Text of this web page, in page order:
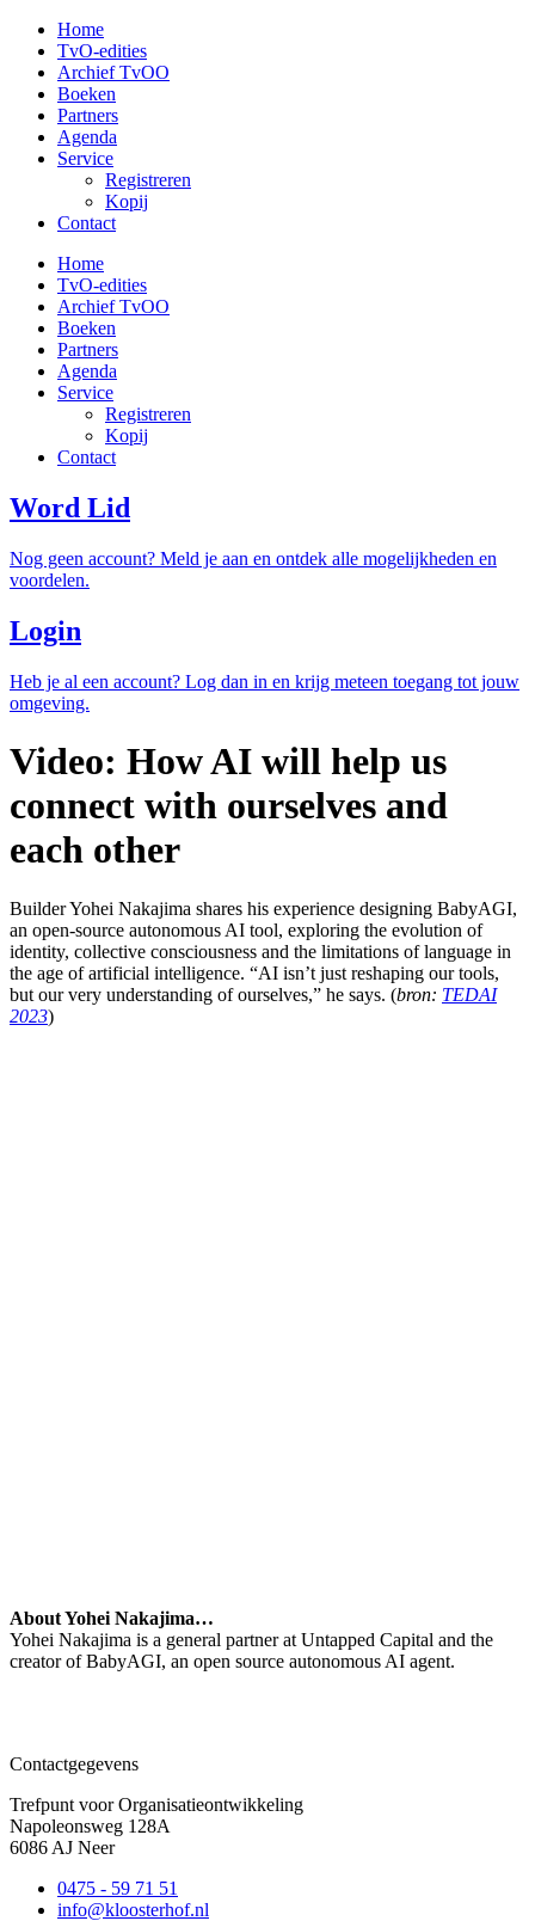
naar
inhoud
Home
TvO-edities
Archief TvOO
Boeken
Partners
Agenda
Service
Registreren
Kopij
Contact
Home
TvO-edities
Archief TvOO
Boeken
Partners
Agenda
Service
Registreren
Kopij
Contact
Word Lid
Nog geen account? Meld je aan en ontdek alle mogelijkheden en
voordelen.
Login
Heb je al een account? Log dan in en krijg meteen toegang tot jouw
omgeving.
Video: How AI will help us
connect with ourselves and
each other
Builder Yohei Nakajima shares his experience designing BabyAGI,
an open-source autonomous AI tool, exploring the evolution of
identity, collective consciousness and the limitations of language in
the age of artificial intelligence. “AI isn’t just reshaping our tools,
but our very understanding of ourselves,” he says. (bron: TEDAI
2023)
About Yohei Nakajima…
Yohei Nakajima is a general partner at Untapped Capital and the
creator of BabyAGI, an open source autonomous AI agent.
Contactgegevens
Trefpunt voor Organisatieontwikkeling
Napoleonsweg 128A
6086 AJ Neer
0475 - 59 71 51
info@kloosterhof.nl